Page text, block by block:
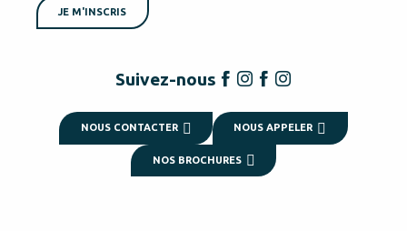
JE M'INSCRIS
Suivez-nous
NOUS CONTACTER NOUS APPELER
NOS BROCHURES